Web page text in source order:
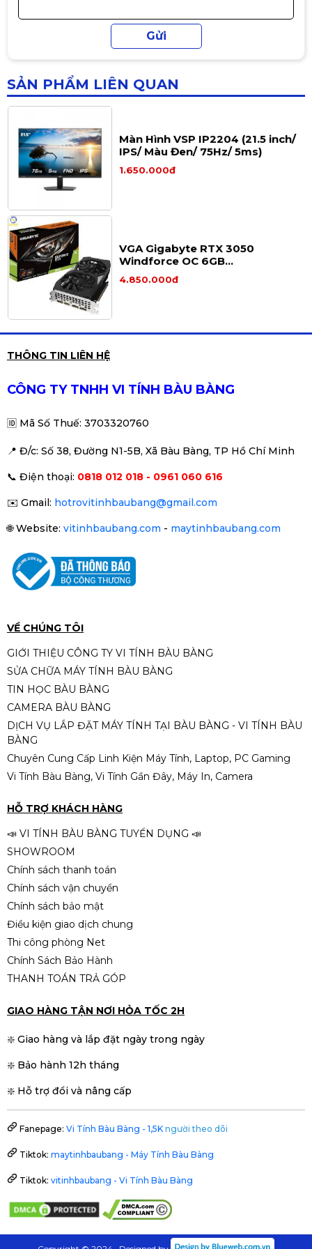
SẢN PHẨM LIÊN QUAN
Thiết bị kết nối Bluetooth TP-
Link UB500
225.000đ
Màn Hình VSP IP2204 (21.5 inch/
IPS/ Màu Đen/ 75Hz/ 5ms)
1.650.000đ
VGA Gigabyte RTX 3050
Windforce OC 6GB
xuất hình 2xHDMI và 2xDP)
4.850.000đ
Threads, LGA1700
Liên hệ
New (FHD/VA/75Hz/HDR/Chuyên
Nguồn Cooler Master 650W
MWE 650 V2 230V 80 Plus
LAN RJ45 (Trắng)
THÔNG TIN LIÊN HỆ
CÔNG TY TNHH VI TÍNH BÀU BÀNG
🆔 Mã Số Thuế: 3703320760
📍 Đ/c: Số 38, Đường N1-5B, Xã Bàu Bàng, TP Hồ Chí Minh
📞 Điện thoại: 0818 012 018 - 0961 060 616
✉️ Gmail: hotrovitinhbaubang@gmail.com
🌐Website: vitinhbaubang.com - maytinhbaubang.com
VỀ CHÚNG TÔI
GIỚI THIỆU CÔNG TY VI TÍNH BÀU BÀNG
SỬA CHỮA MÁY TÍNH BÀU BÀNG
TIN HỌC BÀU BÀNG
CAMERA BÀU BÀNG
DỊCH VỤ LẮP ĐẶT MÁY TÍNH TẠI BÀU BÀNG - VI TÍNH BÀU
BÀNG
Chuyên Cung Cấp Linh Kiện Máy Tính, Laptop, PC Gaming
Vi Tính Bàu Bàng, Vi Tính Gần Đây, Máy In, Camera
HỖ TRỢ KHÁCH HÀNG
📣 VI TÍNH BÀU BÀNG TUYỂN DỤNG 📣
SHOWROOM
Chính sách thanh toán
Chính sách vận chuyển
Chính sách bảo mật
Điều kiện giao dịch chung
Thi công phòng Net
Chính Sách Bảo Hành
THANH TOÁN TRẢ GÓP
GIAO HÀNG TẬN NƠI HỎA TỐC 2H
❇️ Giao hàng và lắp đặt ngày trong ngày
❇️ Bảo hành 12h tháng
❇️ Hỗ trợ đổi và nâng cấp
Fanepage: Vi Tính Bàu Bàng - 1,5K người theo dõi
Tiktok: maytinhbaubang - Máy Tính Bàu Bàng
Tiktok: vitinhbaubang - Vi Tính Bàu Bàng